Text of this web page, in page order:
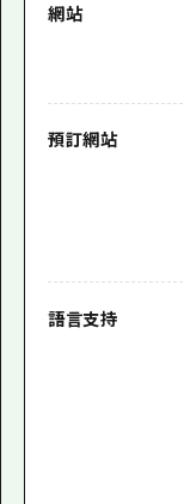
網站
預訂網站
語言支持